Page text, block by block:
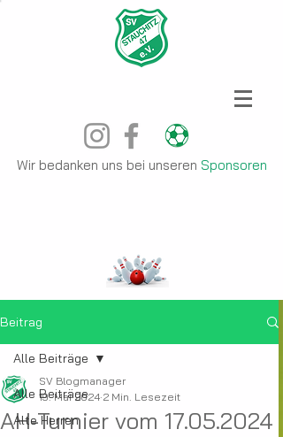
Wir bedanken uns bei unseren Sponsoren
Beitrag
Alle Beiträge
Alte Herren
Alle Beiträge
AH-Turnier vom 17.05.2024
SV Blogmanager
19. Mai 2024 2 Min. Lesezeit